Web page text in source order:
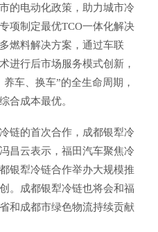
的电动化政策，助力城市冷
项制定最优TCO一体化解决
燃料解决方案，通过车联
进行后市场服务模式创新，
车、换车”的全生命周期，
合成本最优。
的首次合作，成都银犁冷
昌云表示，福田汽车聚焦冷
银犁冷链合作举办大规模推
。成都银犁冷链也将会和福
和成都市绿色物流持续贡献